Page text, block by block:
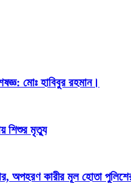
মোঃ হাবিবুর রহমান।
শিশুর মৃত্যু
অপহরণ কারীর মূল হোতা